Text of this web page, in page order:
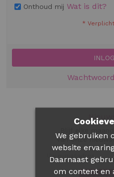
Onthoud mij Wat is dit?
van onze
We gebruiken
website
Daarnaast
om content en